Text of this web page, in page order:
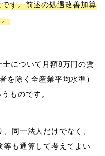
す。前述の処遇改善加算
。
士について月額8万円の賃
を除く全産業平均水準）
同一法人だけでなく、
等も通算して考えてよい